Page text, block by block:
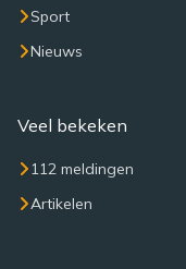
Sport
Nieuws
Veel bekeken
112 meldingen
Artikelen